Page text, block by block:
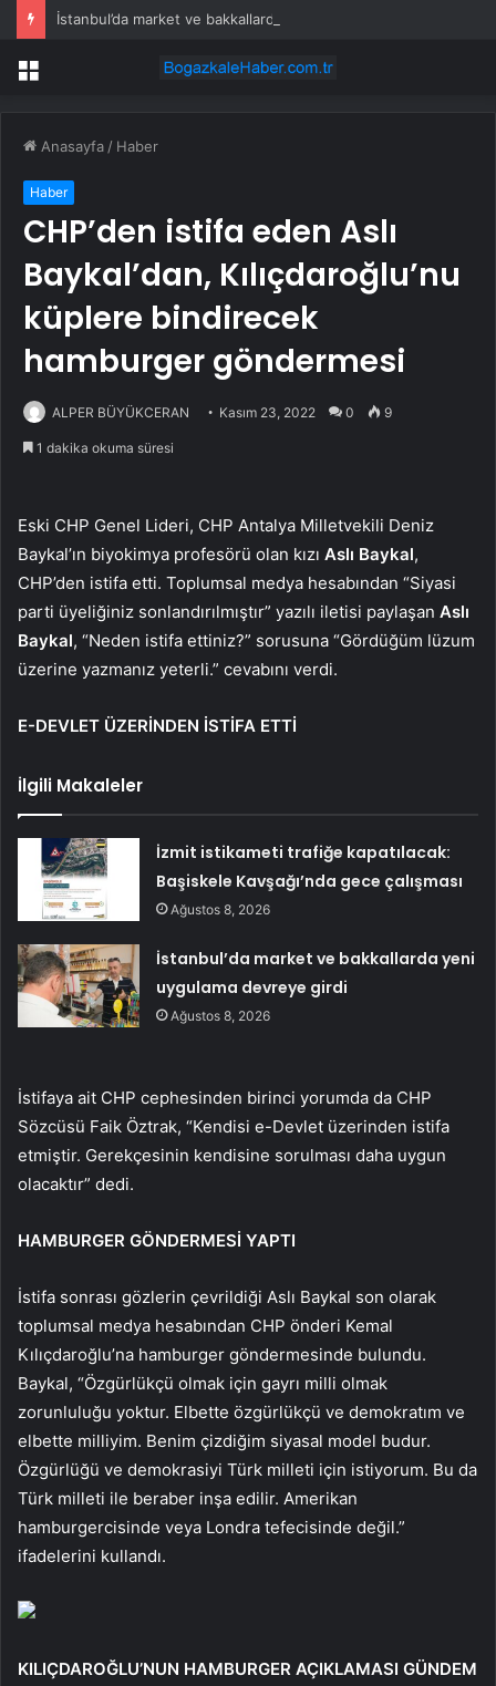
Menü
Anasayfa / Haber
Haber
CHP’den istifa eden Aslı
Baykal’dan, Kılıçdaroğlu’nu
küplere bindirecek
hamburger göndermesi
ALPER BÜYÜKCERAN Kasım 23, 2022 0 9
1 dakika okuma süresi
Eski CHP Genel Lideri, CHP Antalya Milletvekili Deniz
Baykal’ın biyokimya profesörü olan kızı Aslı Baykal,
CHP’den istifa etti. Toplumsal medya hesabından “Siyasi
parti üyeliğiniz sonlandırılmıştır” yazılı iletisi paylaşan Aslı
Baykal, “Neden istifa ettiniz?” sorusuna “Gördüğüm lüzum
üzerine yazmanız yeterli.” cevabını verdi.
E-DEVLET ÜZERİNDEN İSTİFA ETTİ
İlgili Makaleler
İzmit istikameti trafiğe kapatılacak:
Başiskele Kavşağı’nda gece çalışması
Ağustos 8, 2026
İstanbul’da market ve bakkallarda yeni
uygulama devreye girdi
Ağustos 8, 2026
İstifaya ait CHP cephesinden birinci yorumda da CHP
Sözcüsü Faik Öztrak, “Kendisi e-Devlet üzerinden istifa
etmiştir. Gerekçesinin kendisine sorulması daha uygun
olacaktır” dedi.
HAMBURGER GÖNDERMESİ YAPTI
İstifa sonrası gözlerin çevrildiği Aslı Baykal son olarak
toplumsal medya hesabından CHP önderi Kemal
Kılıçdaroğlu’na hamburger göndermesinde bulundu.
Baykal, “Özgürlükçü olmak için gayrı milli olmak
zorunluluğu yoktur. Elbette özgürlükçü ve demokratım ve
elbette milliyim. Benim çizdiğim siyasal model budur.
Özgürlüğü ve demokrasiyi Türk milleti için istiyorum. Bu da
Türk milleti ile beraber inşa edilir. Amerikan
hamburgercisinde veya Londra tefecisinde değil.”
ifadelerini kullandı.
KILIÇDAROĞLU’NUN HAMBURGER AÇIKLAMASI GÜNDEM